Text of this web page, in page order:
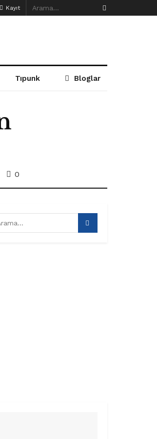
Kayıt
Tıpunk Bloglar
0